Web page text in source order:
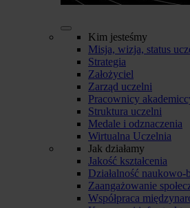
Kim jesteśmy
Misja, wizja, status
Strategia
Założyciel
Zarząd uczelni
Pracownicy
Struktura uczelni
Medale i odznaczenia
Wirtualna Uczelnia
Jak działamy
Jakość kształcenia
Działalność naukowo-
Zaangażowanie
Współpraca